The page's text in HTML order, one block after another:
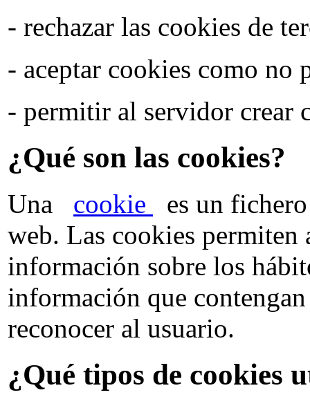
- rechazar las cookies de
- aceptar cookies como no
- permitir al servidor crear
¿Qué son las cookies?
Una cookie
es un
web. Las cookies permiten
información sobre los
información que
reconocer al usuario.
¿Qué tipos de cookies